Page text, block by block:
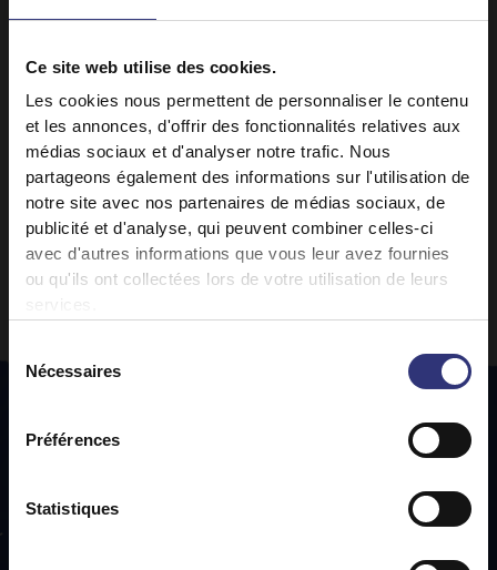
Ce site web utilise des cookies.
Les cookies nous permettent de personnaliser le contenu
et les annonces, d'offrir des fonctionnalités relatives aux
médias sociaux et d'analyser notre trafic. Nous
partageons également des informations sur l'utilisation de
notre site avec nos partenaires de médias sociaux, de
publicité et d'analyse, qui peuvent combiner celles-ci
avec d'autres informations que vous leur avez fournies
ou qu'ils ont collectées lors de votre utilisation de leurs
services.
Nécessaires
Préférences
Statistiques
Cuisine Tilda